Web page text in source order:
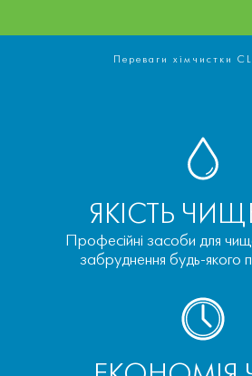
Переваги хімчистки
ЯКІСТЬ
Професійні засоби для
забруднення будь-якого